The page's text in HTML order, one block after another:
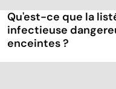
Qu'est-ce que la
infectieuse
enceintes ?